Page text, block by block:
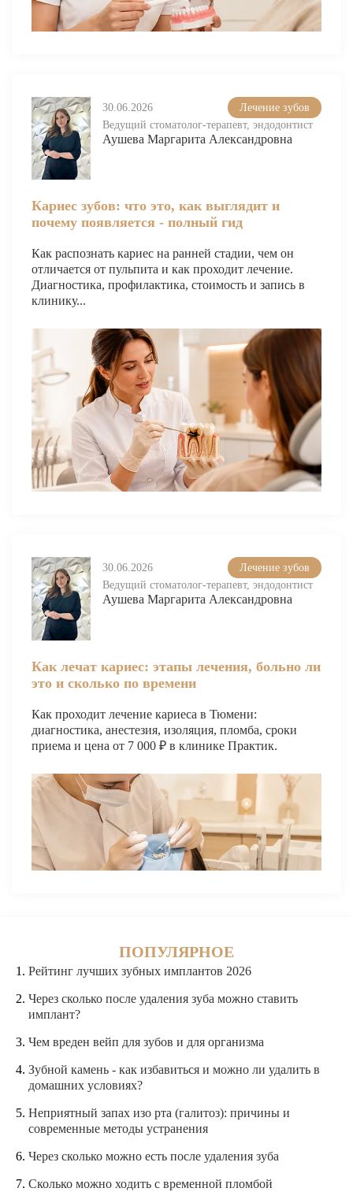
30.06.2026
Лечение зубов
Ведущий стоматолог-терапевт, эндодонтист
Аушева Маргарита Александровна
Кариес зубов: что это, как выглядит и
почему появляется - полный гид
Как распознать кариес на ранней стадии, чем он
отличается от пульпита и как проходит лечение.
Диагностика, профилактика, стоимость и запись в
клинику...
30.06.2026
Лечение зубов
Ведущий стоматолог-терапевт, эндодонтист
Аушева Маргарита Александровна
Как лечат кариес: этапы лечения, больно ли
это и сколько по времени
Как проходит лечение кариеса в Тюмени:
диагностика, анестезия, изоляция, пломба, сроки
приема и цена от 7 000 ₽ в клинике Практик.
ПОПУЛЯРНОЕ
Рейтинг лучших зубных имплантов 2026
Через сколько после удаления зуба можно ставить
имплант?
Чем вреден вейп для зубов и для организма
Зубной камень - как избавиться и можно ли удалить в
домашних условиях?
Неприятный запах изо рта (галитоз): причины и
современные методы устранения
Через сколько можно есть после удаления зуба
Сколько можно ходить с временной пломбой